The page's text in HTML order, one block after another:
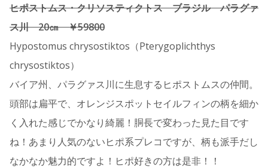
ヒポストムス・クリソスティクトス ブラジル パラグァ
ス川 20㎝ ￥59800
Hypostomus chrysostiktos（Pterygoplichthys
chrysostiktos）
バイア州、パラグァス川に生息するヒポストムスの仲間。
頭部は扁平で、オレンジスポットセイルフィンの柄を細か
く入れた感じでかなり綺麗！胴長で変わった見た目です
ね！あまり人気のないヒポ系プレコですが、柄も派手だし
なかなか魅力的ですよ！ヒポ好きの方は是非！！